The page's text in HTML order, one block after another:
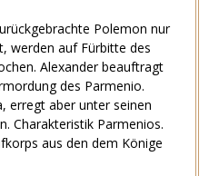
Polemon nur
werden auf Fürbitte des
Alexander beauftragt
des Parmenio.
erregt aber unter seinen
Charakteristik Parmenios.
aus den dem Könige